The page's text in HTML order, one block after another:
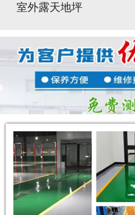
室外露天地坪